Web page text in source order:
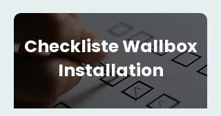
Checkliste Wallbox
Installation